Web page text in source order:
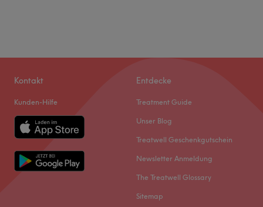
Kontakt
Kunden-Hilfe
Entdecke
Treatment Guide
Unser Blog
Treatwell Geschenkgutschein
Newsletter Anmeldung
The Treatwell Glossary
Sitemap